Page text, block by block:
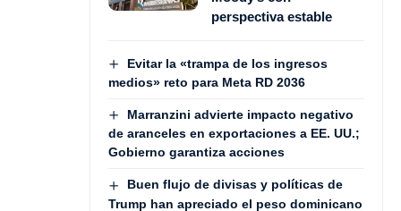
perspectiva estable
Evitar la «trampa de los ingresos
medios» reto para Meta RD 2036
Marranzini advierte impacto negativo
de aranceles en exportaciones a EE. UU.;
Gobierno garantiza acciones
Buen flujo de divisas y políticas de
Trump han apreciado el peso dominicano